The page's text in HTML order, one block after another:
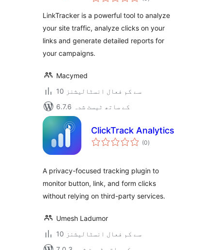
LinkTracker is a powerful tool to analyze
your site traffic, analyze clicks on your
links and generate detailed reports for
your campaigns.
Macymed
10 سے کم فعال انسٹالیشنز
6.7.6 کے ساتھ ٹیسٹ شدہ
ClickTrack Analytics
(0مجموعی
درجہ
)
A privacy-focused tracking plugin to
monitor button, link, and form clicks
without relying on third-party services.
Umesh Ladumor
10 سے کم فعال انسٹالیشنز